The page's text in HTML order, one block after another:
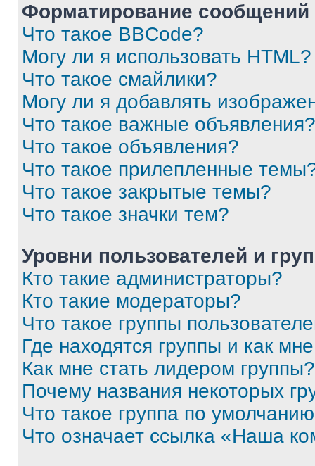
Форматирование
Что такое BBCode?
Могу ли я использовать HTML?
Что такое смайлики?
Могу ли я добавлять
Что такое важные объявления?
Что такое объявления?
Что такое прилепленные
Что такое закрытые темы?
Что такое значки тем?
Уровни пользователей и
Кто такие администраторы?
Кто такие модераторы?
Что такое группы
Где находятся группы и как
Как мне стать лидером группы?
Почему названия некоторых
Что такое группа по
Что означает ссылка «Наша